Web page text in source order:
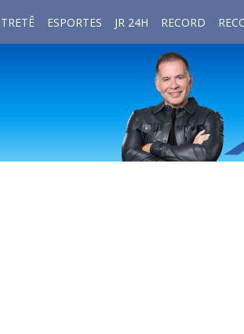
ESPORTES JR 24H RECORD